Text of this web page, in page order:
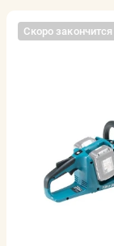
Скоро закончится